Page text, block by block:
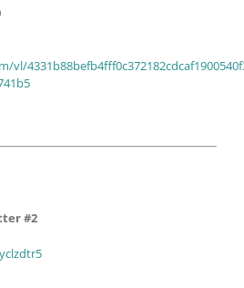
vl/
#2